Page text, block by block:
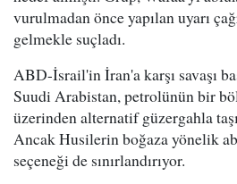
vurulmadan önce yapılan uyarı
gelmekle suçladı.
ABD-İsrail'in İran'a karşı savaşı
Suudi Arabistan, petrolünün bir
üzerinden alternatif güzergahla
Ancak Husilerin boğaza yönelik
seçeneği de sınırlandırıyor.